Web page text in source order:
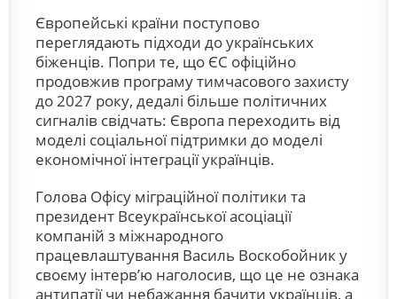
Європейські країни поступово
переглядають підходи до українських
біженців. Попри те, що ЄС офіційно
продовжив програму тимчасового захисту
до 2027 року, дедалі більше політичних
сигналів свідчать: Європа переходить від
моделі соціальної підтримки до моделі
економічної інтеграції українців.
Голова Офісу міграційної політики та
президент Всеукраїнської асоціації
компаній з міжнародного
працевлаштування Василь Воскобойник у
своєму інтерв’ю наголосив, що це не ознака
антипатії чи небажання бачити українців, а